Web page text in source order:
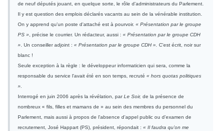
de neuf députés jouant, en quelque sorte, le rôle d'administrateurs du Parlement.
Il y est question des emplois déclarés vacants au sein de la vénérable institution.
On y apprend qu'un poste d'attaché est à pourvoir. « Présentation par le groupe
PS », précise le courrier. Un rédacteur, aussi : « Présentation par le groupe CDH
». Un conseiller adjoint : « Présentation par le groupe CDH ». C'est écrit, noir sur
blanc !
Seule exception à la règle : le développeur informaticien qui sera, comme la
responsable du service l'avait été en son temps, recruté « hors quotas politiques
».
Interrogé en juin 2006 après la révélation, parLe Soir, de la présence de
nombreux « fils, filles et mamans de » au sein des membres du personnel du
Parlement, mais aussi à propos de l'absence d'appel public ou d'examen de
recrutement, José Happart (PS), président, répondait : « Il faudra qu'on me